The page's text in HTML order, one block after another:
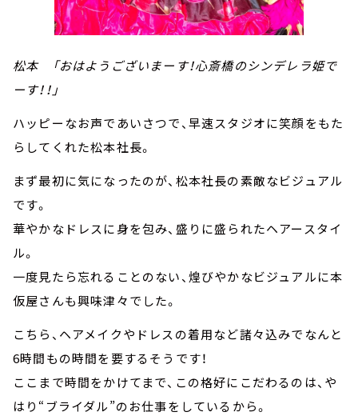
松本 「おはようございまーす！心斎橋のシンデレラ姫で
ーす！！」
ハッピーなお声であいさつで、早速スタジオに笑顔をもた
らしてくれた松本社長。
まず最初に気になったのが、松本社長の素敵なビジュアル
です。
華やかなドレスに身を包み、盛りに盛られたヘアースタイ
ル。
一度見たら忘れることのない、煌びやかなビジュアルに本
仮屋さんも興味津々でした。
こちら、ヘアメイクやドレスの着用など諸々込みでなんと
6時間もの時間を要するそうです！
ここまで時間をかけてまで、この格好にこだわるのは、や
はり“ブライダル”のお仕事をしているから。